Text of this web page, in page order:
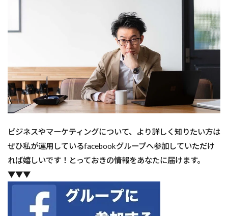
ビジネスやマーケティングについて、より詳しく知りたい方は
ぜひ私が運用しているfacebookグループへ参加していただけ
れば嬉しいです！とっておきの情報をあなたに届けます。
▼▼▼